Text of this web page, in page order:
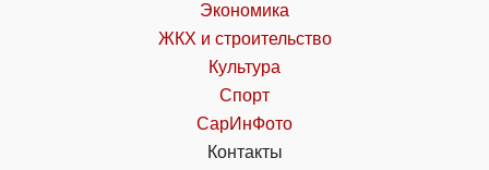
Экономика
ЖКХ и строительство
Культура
Спорт
СарИнФото
Контакты